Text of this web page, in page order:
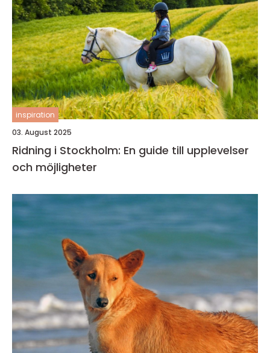
inspiration
03. August 2025
Ridning i Stockholm: En guide till upplevelser
och möjligheter